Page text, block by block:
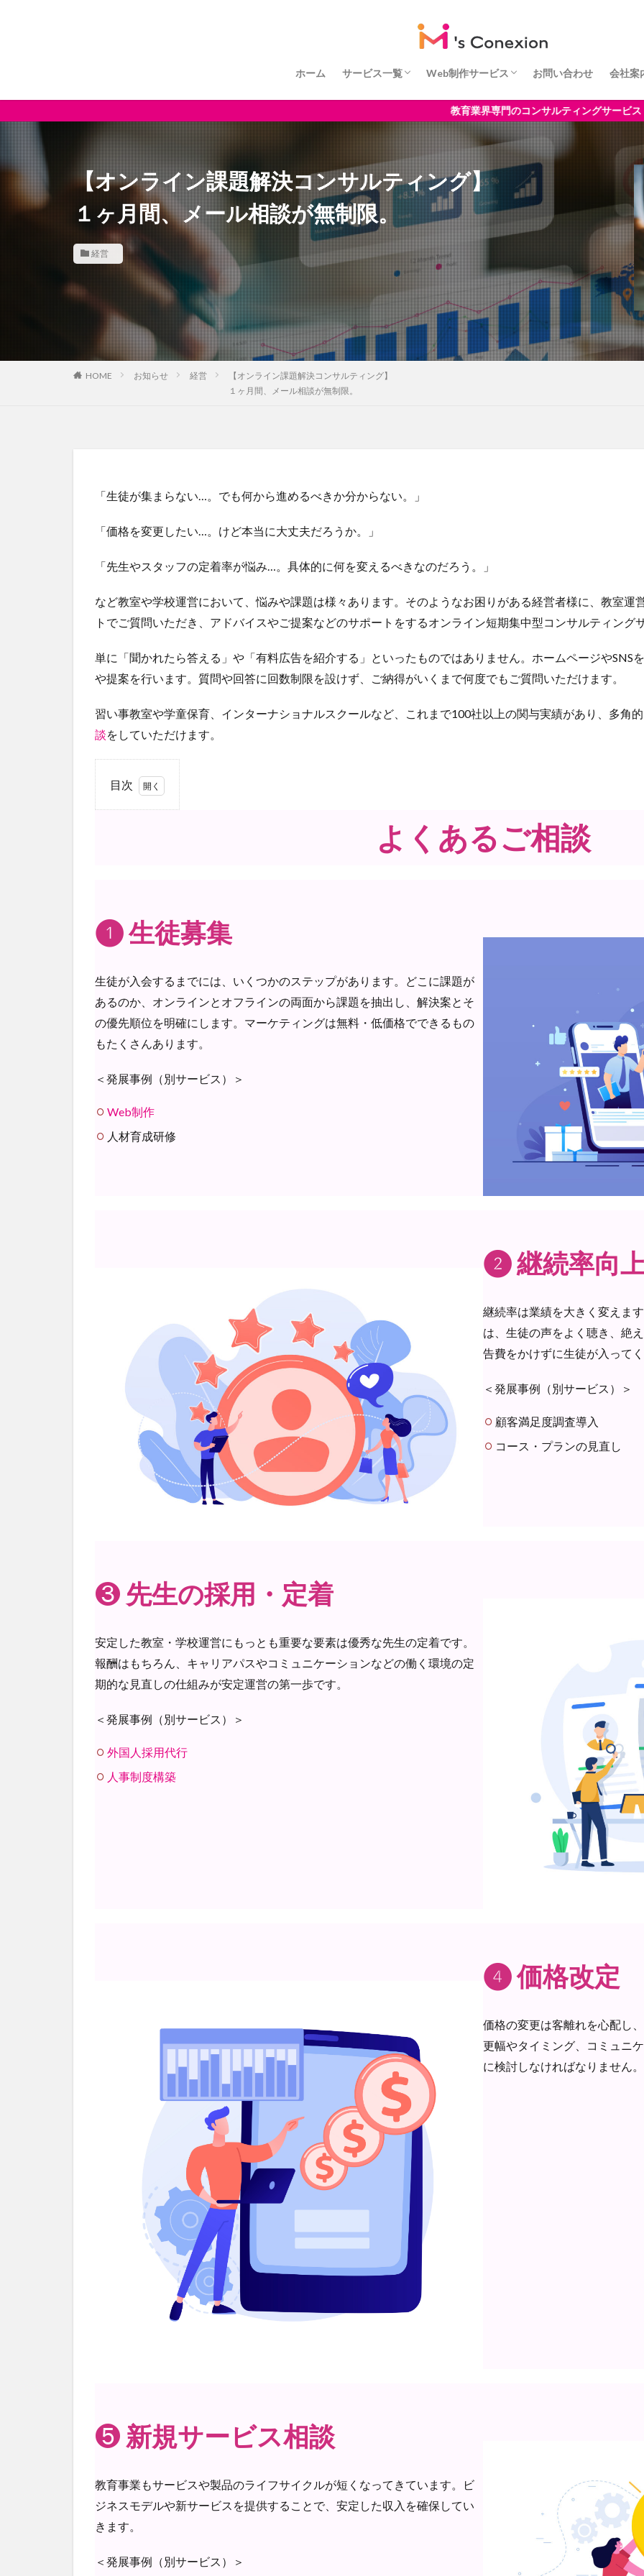
ホーム サービス一覧
サービス一覧
サービス開始までの流れ
よくあるご質問
Web制作サービス
日本語
ENGLISH
お問い合わせ 会社案
代表
会社
教育業界専門のコンサルティングサービ
【オンライン課題解決コンサルティング】
１ヶ月間、メール相談が無制限。
経営
HOME お知らせ 経営
【オンライン課題解決コンサルティング】
１ヶ月間、メール相談が無制限。
「生徒が集まらない…。でも何から進めるべきか分からない。」
「価格を変更したい…。けど本当に大丈夫だろうか。」
「先生やスタッフの定着率が悩み…。具体的に何を変えるべきなのだろう。」
など教室や学校運営において、悩みや課題は様々あります。そのようなお困りがある経営者様に、教室運
トでご質問いただき、アドバイスやご提案などのサポートをするオンライン短期集中型コンサルティング
単に「聞かれたら答える」や「有料広告を紹介する」といったものではありません。ホームページやSNS
や提案を行います。質問や回答に回数制限を設けず、ご納得がいくまで何度でもご質問いただけます。
習い事教室や学童保育、インターナショナルスクールなど、これまで100社以上の関与実績があり、多角
談をしていただけます。
目次
ご
相
2
コ
ン
ル
テ
ン
グ
料
✓ サ
よくあるご相談
❶ 生徒募集
生徒が入会するまでには、いくつかのステップがあります。どこに課題が
あるのか、オンラインとオフラインの両面から課題を抽出し、解決案とそ
の優先順位を明確にします。マーケティングは無料・低価格でできるもの
もたくさんあります。
＜発展事例（別サービス）＞
Web制作
人材育成研修
❷ 継続率向
継続率は業績を大きく変えま
は、生徒の声をよく聴き、絶
告費をかけずに生徒が入って
＜発展事例（別サービス）＞
顧客満足度調査導入
コース・プランの見直し
❸ 先生の採用・定着
安定した教室・学校運営にもっとも重要な要素は優秀な先生の定着です。
報酬はもちろん、キャリアパスやコミュニケーションなどの働く環境の定
期的な見直しの仕組みが安定運営の第一歩です。
＜発展事例（別サービス）＞
外国人採用代行
人事制度構築
❹ 価格改定
価格の変更は客離れを心配し
更幅やタイミング、コミュニ
に検討しなければなりません。
❺ 新規サービス相談
教育事業もサービスや製品のライフサイクルが短くなってきています。ビ
ジネスモデルや新サービスを提供することで、安定した収入を確保してい
きます。
＜発展事例（別サービス）＞